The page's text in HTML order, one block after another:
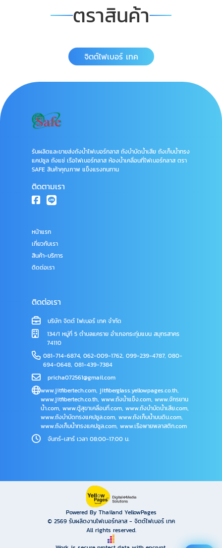
ตราสินค้า
จิตต์ไฟเบอร์ เทค
รับผลิตและขายส่งถังน้ำไฟเบอร์กลาส ถังบำบัดน้ำเสีย ถังเก็บน้ำทรง
แคปซูล ถังแช่ เรือไฟเบอร์กลาส ห้องน้ำเคลื่อนที่ไฟเบอร์กลาส ตรา
SAFE สินค้าคุณภาพ แข็งแรงทนทาน
ติดตามเรา
หน้าแรก
เกี่ยวกับเรา
สินค้า-บริการ
ติดต่อเรา
ติดต่อเรา
บริษัท จิตต์ ไฟเบอร์ เทค จำกัด
134/1 หมู่ที่ 5 ตำบลแคราย อำเภอกระทุ่มแบน สมุทรสาคร
74110
081-714-6874, 062-009-1762, 099-239-4787, 080-
694-0648, 081-439-7384
pricha072561@gmail.com
www.jitfibertech.com, jitfiberglass.yellowpages.co.th,
www.jitfibertech.co.th, www.ถังน้ำแข็ง.com, www.จักรยาน
น้ำ.com, www.ตู้สุขาเคลื่อนที่.com, www.ถังบำบัดน้ำเสีย.com,
www.ถังบำบัดทรงแคปซูล.com, www.ถังเก็บน้ำบนดิน.com,
www.ถังเก็บน้ำทรงแคปซูล.com, www.เรือพายพลาสติก.com
จันทร์-เสาร์ เวลา 08:00-17:00 น.
Powered By Thailand YellowPages
© 2569 รับผลิตงานไฟเบอร์กลาส - จิตต์ไฟเบอร์ เทค
All rights reserved.